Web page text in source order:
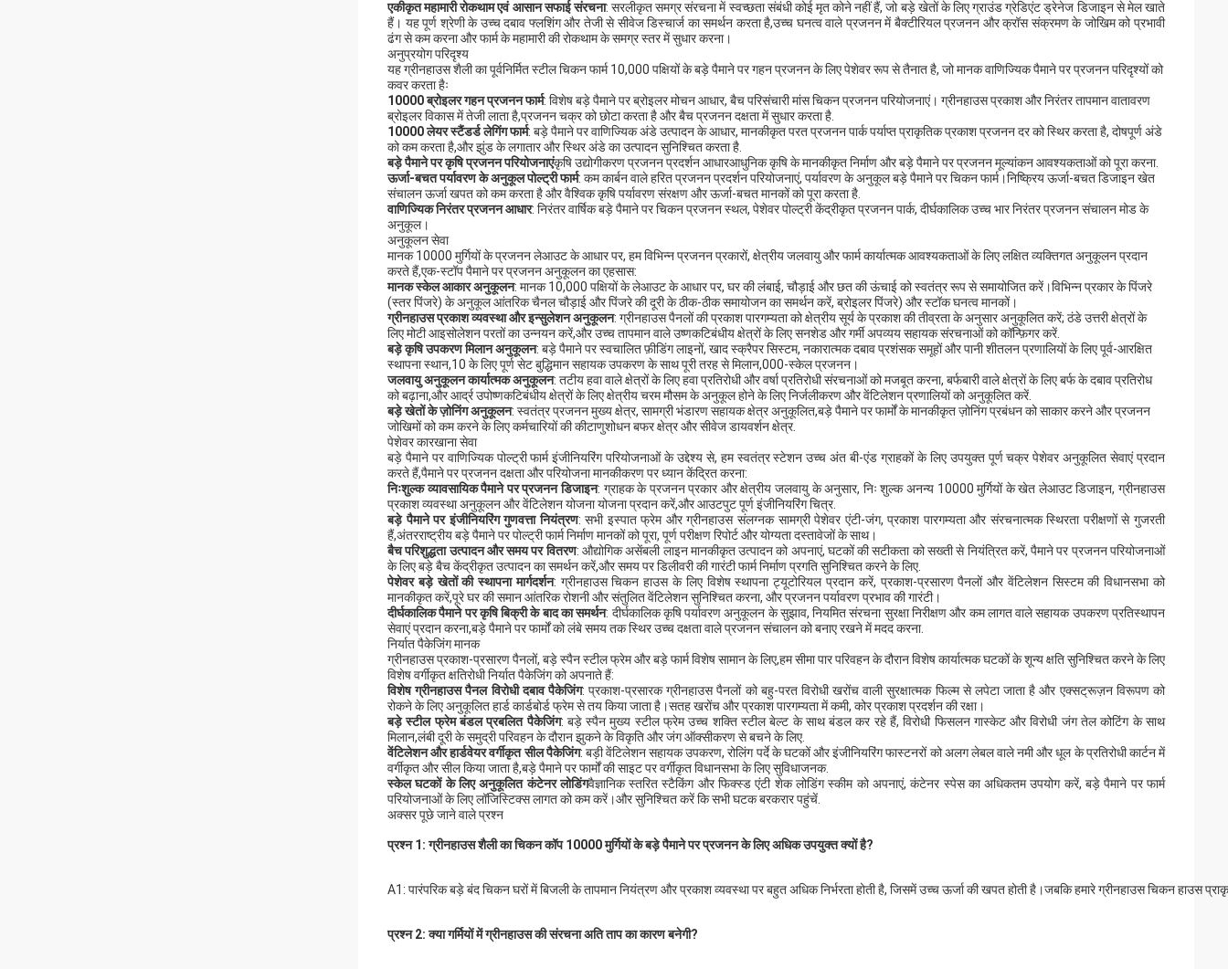
एकीकृत महामारी रोकथाम एवं आसान सफाई संरचना: सरलीकृत समग्र संरचना में स्वच्छता संबंधी कोई मृत कोने नहीं हैं, जो बड़े खेतों के लिए ग्राउंड ग्रेडिएंट ड्रेनेज डिजाइन से मेल खाते
हैं। यह पूर्ण श्रेणी के उच्च दबाव फ्लशिंग और तेजी से सीवेज डिस्चार्ज का समर्थन करता है,उच्च घनत्व वाले प्रजनन में बैक्टीरियल प्रजनन और क्रॉस संक्रमण के जोखिम को प्रभावी
ढंग से कम करना और फार्म के महामारी की रोकथाम के समग्र स्तर में सुधार करना।
अनुप्रयोग परिदृश्य
यह ग्रीनहाउस शैली का पूर्वनिर्मित स्टील चिकन फार्म 10,000 पक्षियों के बड़े पैमाने पर गहन प्रजनन के लिए पेशेवर रूप से तैनात है, जो मानक वाणिज्यिक पैमाने पर प्रजनन परिदृश्यों को
कवर करता हैः
10000 ब्रोइलर गहन प्रजनन फार्म: विशेष बड़े पैमाने पर ब्रोइलर मोचन आधार, बैच परिसंचारी मांस चिकन प्रजनन परियोजनाएं। ग्रीनहाउस प्रकाश और निरंतर तापमान वातावरण
ब्रोइलर विकास में तेजी लाता है,प्रजनन चक्र को छोटा करता है और बैच प्रजनन दक्षता में सुधार करता है.
10000 लेयर स्टैंडर्ड लेगिंग फार्म: बड़े पैमाने पर वाणिज्यिक अंडे उत्पादन के आधार, मानकीकृत परत प्रजनन पार्क पर्याप्त प्राकृतिक प्रकाश प्रजनन दर को स्थिर करता है, दोषपूर्ण अंडे
को कम करता है,और झुंड के लगातार और स्थिर अंडे का उत्पादन सुनिश्चित करता है.
बड़े पैमाने पर कृषि प्रजनन परियोजनाएंकृषि उद्योगीकरण प्रजनन प्रदर्शन आधारआधुनिक कृषि के मानकीकृत निर्माण और बड़े पैमाने पर प्रजनन मूल्यांकन आवश्यकताओं को पूरा करना.
ऊर्जा-बचत पर्यावरण के अनुकूल पोल्ट्री फार्म: कम कार्बन वाले हरित प्रजनन प्रदर्शन परियोजनाएं, पर्यावरण के अनुकूल बड़े पैमाने पर चिकन फार्म।निष्क्रिय ऊर्जा-बचत डिजाइन खेत
संचालन ऊर्जा खपत को कम करता है और वैश्विक कृषि पर्यावरण संरक्षण और ऊर्जा-बचत मानकों को पूरा करता है.
वाणिज्यिक निरंतर प्रजनन आधार: निरंतर वार्षिक बड़े पैमाने पर चिकन प्रजनन स्थल, पेशेवर पोल्ट्री केंद्रीकृत प्रजनन पार्क, दीर्घकालिक उच्च भार निरंतर प्रजनन संचालन मोड के
अनुकूल।
अनुकूलन सेवा
मानक 10000 मुर्गियों के प्रजनन लेआउट के आधार पर, हम विभिन्न प्रजनन प्रकारों, क्षेत्रीय जलवायु और फार्म कार्यात्मक आवश्यकताओं के लिए लक्षित व्यक्तिगत अनुकूलन प्रदान
करते हैं,एक-स्टॉप पैमाने पर प्रजनन अनुकूलन का एहसास:
मानक स्केल आकार अनुकूलन: मानक 10,000 पक्षियों के लेआउट के आधार पर, घर की लंबाई, चौड़ाई और छत की ऊंचाई को स्वतंत्र रूप से समायोजित करें।विभिन्न प्रकार के पिंजरे
(स्तर पिंजरे) के अनुकूल आंतरिक चैनल चौड़ाई और पिंजरे की दूरी के ठीक-ठीक समायोजन का समर्थन करें, ब्रोइलर पिंजरे) और स्टॉक घनत्व मानकों।
ग्रीनहाउस प्रकाश व्यवस्था और इन्सुलेशन अनुकूलन: ग्रीनहाउस पैनलों की प्रकाश पारगम्यता को क्षेत्रीय सूर्य के प्रकाश की तीव्रता के अनुसार अनुकूलित करें; ठंडे उत्तरी क्षेत्रों के
लिए मोटी आइसोलेशन परतों का उन्नयन करें,और उच्च तापमान वाले उष्णकटिबंधीय क्षेत्रों के लिए सनशेड और गर्मी अपव्यय सहायक संरचनाओं को कॉन्फ़िगर करें.
बड़े कृषि उपकरण मिलान अनुकूलन: बड़े पैमाने पर स्वचालित फ़ीडिंग लाइनों, खाद स्क्रैपर सिस्टम, नकारात्मक दबाव प्रशंसक समूहों और पानी शीतलन प्रणालियों के लिए पूर्व-आरक्षित
स्थापना स्थान,10 के लिए पूर्ण सेट बुद्धिमान सहायक उपकरण के साथ पूरी तरह से मिलान,000-स्केल प्रजनन।
जलवायु अनुकूलन कार्यात्मक अनुकूलन: तटीय हवा वाले क्षेत्रों के लिए हवा प्रतिरोधी और वर्षा प्रतिरोधी संरचनाओं को मजबूत करना, बर्फबारी वाले क्षेत्रों के लिए बर्फ के दबाव प्रतिरोध
को बढ़ाना,और आर्द्र उपोष्णकटिबंधीय क्षेत्रों के लिए क्षेत्रीय चरम मौसम के अनुकूल होने के लिए निर्जलीकरण और वेंटिलेशन प्रणालियों को अनुकूलित करें.
बड़े खेतों के ज़ोनिंग अनुकूलन: स्वतंत्र प्रजनन मुख्य क्षेत्र, सामग्री भंडारण सहायक क्षेत्र अनुकूलित,बड़े पैमाने पर फार्मों के मानकीकृत ज़ोनिंग प्रबंधन को साकार करने और प्रजनन
जोखिमों को कम करने के लिए कर्मचारियों की कीटाणुशोधन बफर क्षेत्र और सीवेज डायवर्शन क्षेत्र.
पेशेवर कारखाना सेवा
बड़े पैमाने पर वाणिज्यिक पोल्ट्री फार्म इंजीनियरिंग परियोजनाओं के उद्देश्य से, हम स्वतंत्र स्टेशन उच्च अंत बी-एंड ग्राहकों के लिए उपयुक्त पूर्ण चक्र पेशेवर अनुकूलित सेवाएं प्रदान
करते हैं,पैमाने पर प्रजनन दक्षता और परियोजना मानकीकरण पर ध्यान केंद्रित करना:
निःशुल्क व्यावसायिक पैमाने पर प्रजनन डिजाइन: ग्राहक के प्रजनन प्रकार और क्षेत्रीय जलवायु के अनुसार, निः शुल्क अनन्य 10000 मुर्गियों के खेत लेआउट डिजाइन, ग्रीनहाउस
प्रकाश व्यवस्था अनुकूलन और वेंटिलेशन योजना योजना प्रदान करें,और आउटपुट पूर्ण इंजीनियरिंग चित्र.
बड़े पैमाने पर इंजीनियरिंग गुणवत्ता नियंत्रण: सभी इस्पात फ्रेम और ग्रीनहाउस संलग्नक सामग्री पेशेवर एंटी-जंग, प्रकाश पारगम्यता और संरचनात्मक स्थिरता परीक्षणों से गुजरती
हैं,अंतरराष्ट्रीय बड़े पैमाने पर पोल्ट्री फार्म निर्माण मानकों को पूरा, पूर्ण परीक्षण रिपोर्ट और योग्यता दस्तावेजों के साथ।
बैच परिशुद्धता उत्पादन और समय पर वितरण: औद्योगिक असेंबली लाइन मानकीकृत उत्पादन को अपनाएं, घटकों की सटीकता को सख्ती से नियंत्रित करें, पैमाने पर प्रजनन परियोजनाओं
के लिए बड़े बैच केंद्रीकृत उत्पादन का समर्थन करें,और समय पर डिलीवरी की गारंटी फार्म निर्माण प्रगति सुनिश्चित करने के लिए.
पेशेवर बड़े खेतों की स्थापना मार्गदर्शन: ग्रीनहाउस चिकन हाउस के लिए विशेष स्थापना ट्यूटोरियल प्रदान करें, प्रकाश-प्रसारण पैनलों और वेंटिलेशन सिस्टम की विधानसभा को
मानकीकृत करें,पूरे घर की समान आंतरिक रोशनी और संतुलित वेंटिलेशन सुनिश्चित करना, और प्रजनन पर्यावरण प्रभाव की गारंटी।
दीर्घकालिक पैमाने पर कृषि बिक्री के बाद का समर्थन: दीर्घकालिक कृषि पर्यावरण अनुकूलन के सुझाव, नियमित संरचना सुरक्षा निरीक्षण और कम लागत वाले सहायक उपकरण प्रतिस्थापन
सेवाएं प्रदान करना,बड़े पैमाने पर फार्मों को लंबे समय तक स्थिर उच्च दक्षता वाले प्रजनन संचालन को बनाए रखने में मदद करना.
निर्यात पैकेजिंग मानक
ग्रीनहाउस प्रकाश-प्रसारण पैनलों, बड़े स्पैन स्टील फ्रेम और बड़े फार्म विशेष सामान के लिए,हम सीमा पार परिवहन के दौरान विशेष कार्यात्मक घटकों के शून्य क्षति सुनिश्चित करने के लिए
विशेष वर्गीकृत क्षतिरोधी निर्यात पैकेजिंग को अपनाते हैं:
विशेष ग्रीनहाउस पैनल विरोधी दबाव पैकेजिंग: प्रकाश-प्रसारक ग्रीनहाउस पैनलों को बहु-परत विरोधी खरोंच वाली सुरक्षात्मक फिल्म से लपेटा जाता है और एक्सट्रूज़न विरूपण को
रोकने के लिए अनुकूलित हार्ड कार्डबोर्ड फ्रेम से तय किया जाता है।सतह खरोंच और प्रकाश पारगम्यता में कमी, कोर प्रकाश प्रदर्शन की रक्षा।
बड़े स्टील फ्रेम बंडल प्रबलित पैकेजिंग: बड़े स्पैन मुख्य स्टील फ्रेम उच्च शक्ति स्टील बेल्ट के साथ बंडल कर रहे हैं, विरोधी फिसलन गास्केट और विरोधी जंग तेल कोटिंग के साथ
मिलान,लंबी दूरी के समुद्री परिवहन के दौरान झुकने के विकृति और जंग ऑक्सीकरण से बचने के लिए.
वेंटिलेशन और हार्डवेयर वर्गीकृत सील पैकेजिंग: बड़ी वेंटिलेशन सहायक उपकरण, रोलिंग पर्दे के घटकों और इंजीनियरिंग फास्टनरों को अलग लेबल वाले नमी और धूल के प्रतिरोधी कार्टन में
वर्गीकृत और सील किया जाता है,बड़े पैमाने पर फार्मों की साइट पर वर्गीकृत विधानसभा के लिए सुविधाजनक.
स्केल घटकों के लिए अनुकूलित कंटेनर लोडिंगवैज्ञानिक स्तरित स्टैकिंग और फिक्स्ड एंटी शेक लोडिंग स्कीम को अपनाएं, कंटेनर स्पेस का अधिकतम उपयोग करें, बड़े पैमाने पर फार्म
परियोजनाओं के लिए लॉजिस्टिक्स लागत को कम करें।और सुनिश्चित करें कि सभी घटक बरकरार पहुंचें.
अक्सर पूछे जाने वाले प्रश्न
प्रश्न 1: ग्रीनहाउस शैली का चिकन कॉप 10000 मुर्गियों के बड़े पैमाने पर प्रजनन के लिए अधिक उपयुक्त क्यों है?
A1: पारंपरिक बड़े बंद चिकन घरों में बिजली के तापमान नियंत्रण और प्रकाश व्यवस्था पर बहुत अधिक निर्भरता होती है, जिसमें उच्च ऊर्जा की खपत होती है।जबकि हमारे ग्रीनहाउस चिकन
प्रश्न 2: क्या गर्मियों में ग्रीनहाउस की संरचना अति ताप का कारण बनेगी?